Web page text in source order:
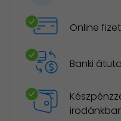
Online
Banki